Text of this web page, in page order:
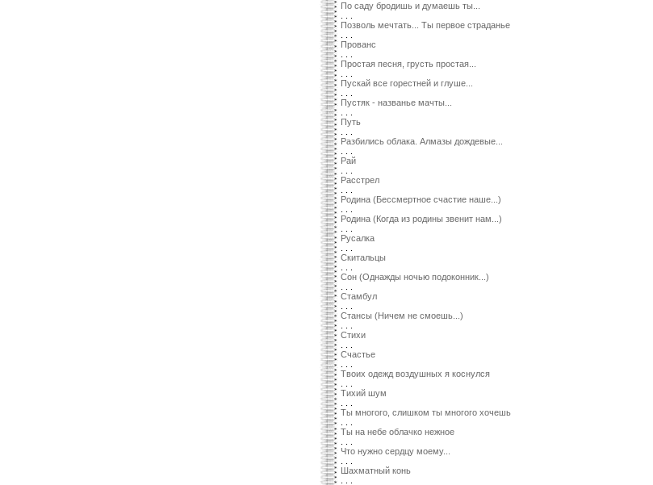
По саду бродишь и думаешь ты...
Позволь мечтать... Ты первое страданье
Прованс
Простая песня, грусть простая...
Пускай все горестней и глуше...
Пустяк - названье мачты...
Путь
Разбились облака. Алмазы дождевые...
Рай
Расстрел
Родина (Бессмертное счастие наше...)
Родина (Когда из родины звенит нам...)
Русалка
Скитальцы
Сон (Однажды ночью подоконник...)
Стамбул
Стансы (Ничем не смоешь...)
Стихи
Счастье
Твоих одежд воздушных я коснулся
Тихий шум
Ты многого, слишком ты многого хочешь
Ты на небе облачко нежное
Что нужно сердцу моему...
Шахматный конь